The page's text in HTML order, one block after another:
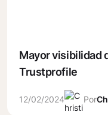
Mayor visibilidad
Trustprofile
12/02/2024 Por